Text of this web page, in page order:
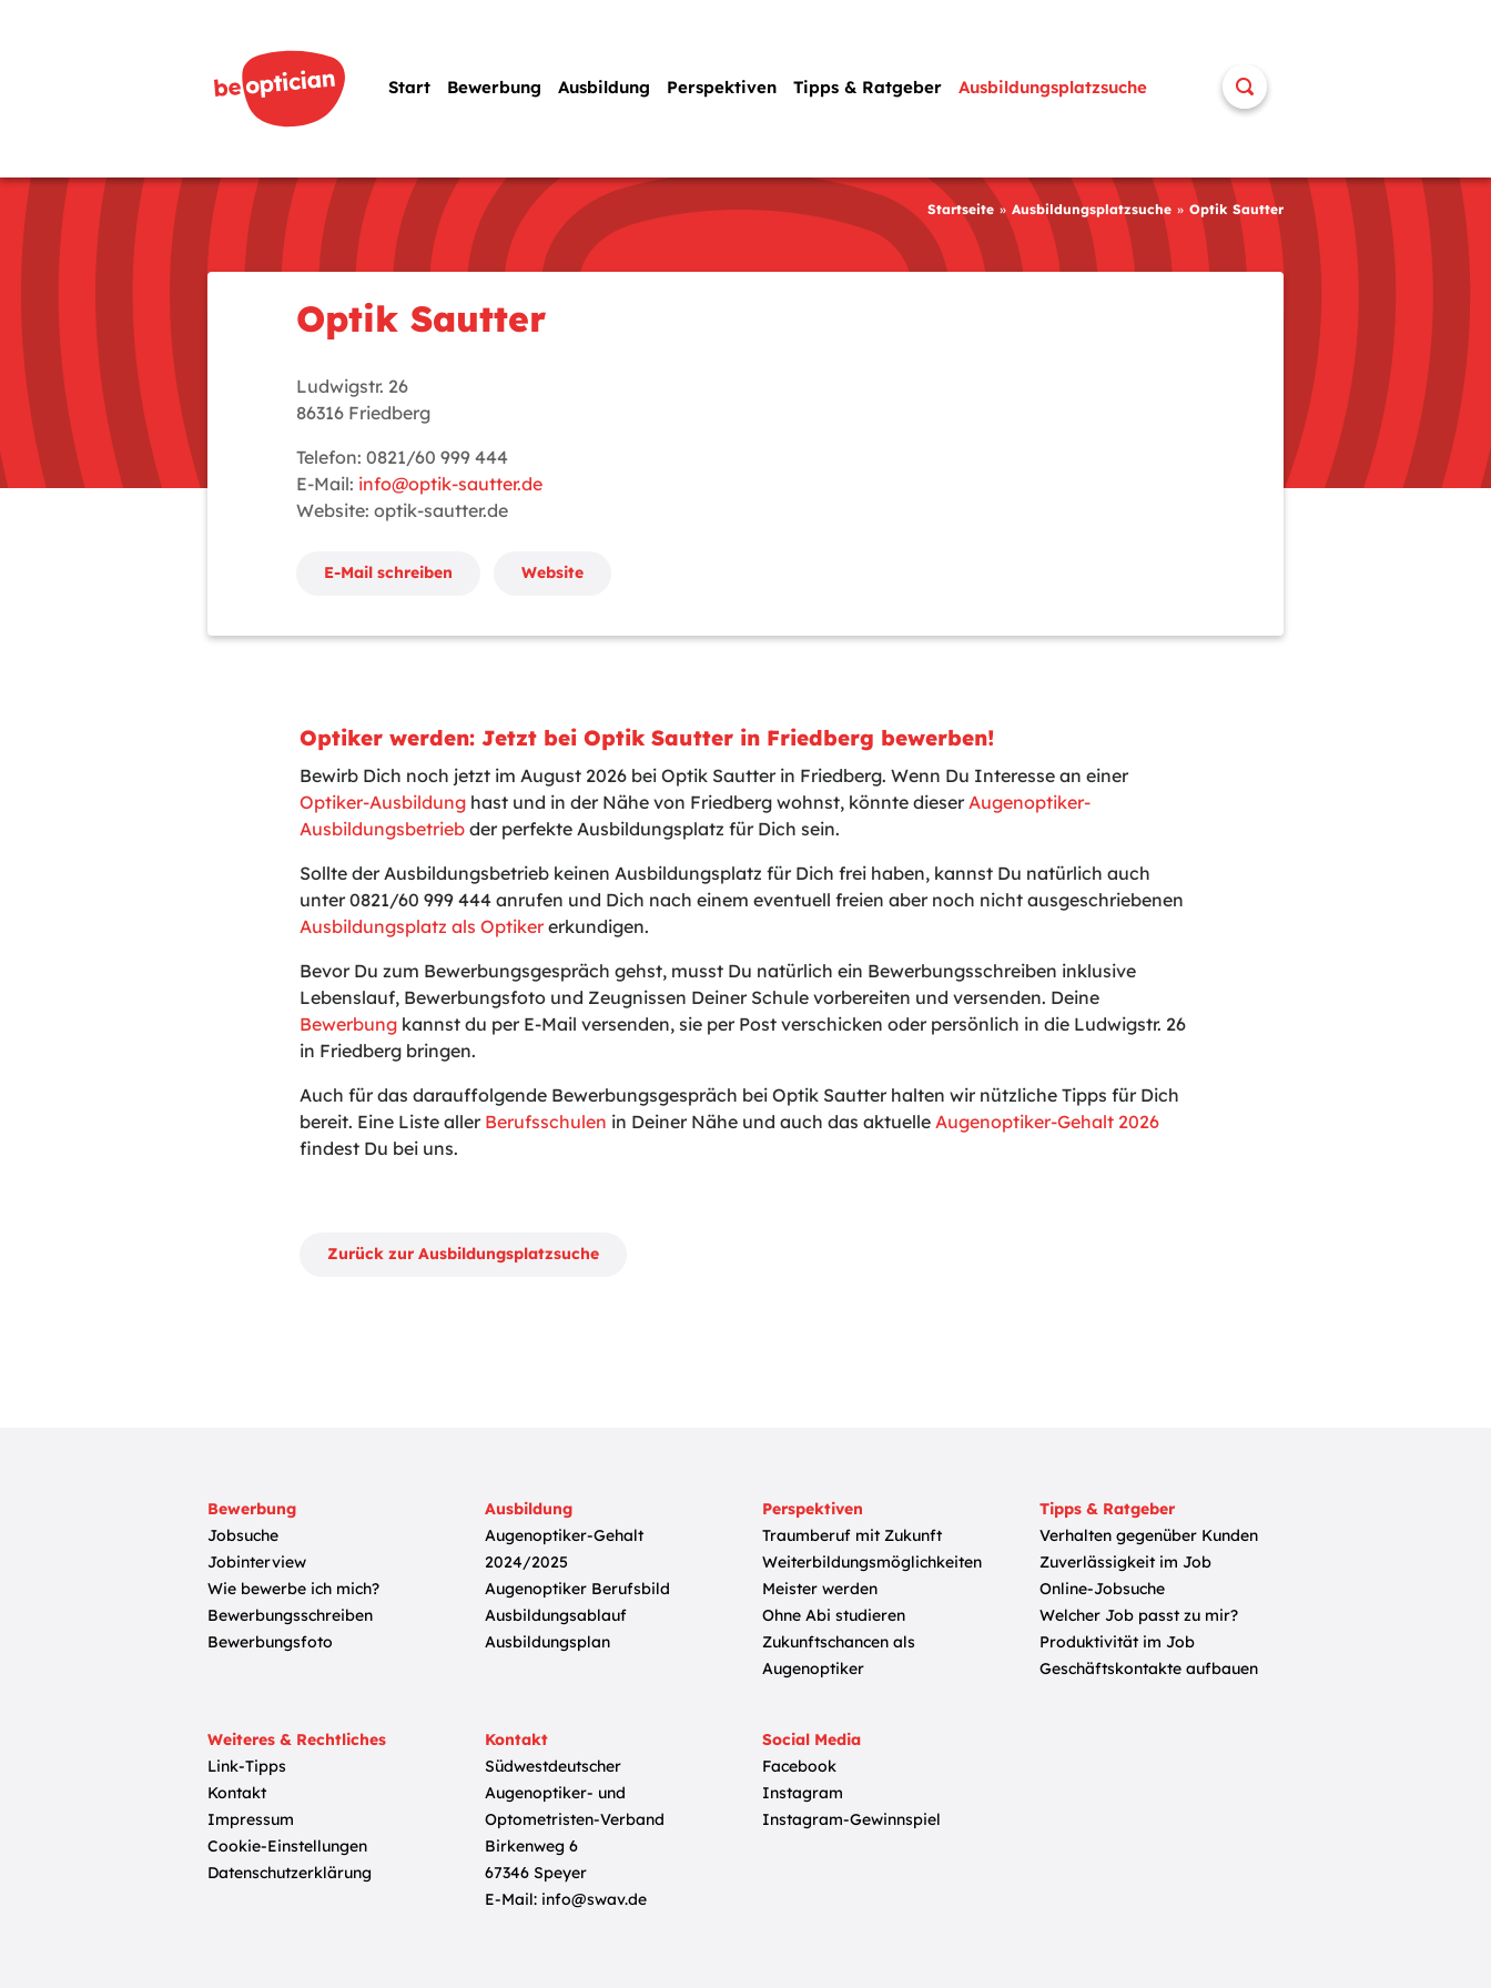
Start Bewerbung Ausbildung Perspektiven Tipps & Ratgeber Ausbildungsplatzsuche
Startseite Ausbildungsplatzsuche Optik Sautter
Optik Sautter
Ludwigstr. 26
86316 Friedberg
Telefon: 0821/60 999 444
E-Mail: info@optik-sautter.de
Website: optik-sautter.de
E-Mail schreiben Website
Optiker werden: Jetzt bei Optik Sautter in Friedberg bewerben!
Bewirb Dich noch jetzt im August 2026 bei Optik Sautter in Friedberg. Wenn Du Interesse an einer
Optiker-Ausbildung hast und in der Nähe von Friedberg wohnst, könnte dieserAugenoptiker-
Ausbildungsbetrieb der perfekte Ausbildungsplatz für Dich sein.
Sollte der Ausbildungsbetrieb keinen Ausbildungsplatz für Dich frei haben, kannst Du natürlich auch
unter 0821/60 999 444 anrufen und Dich nach einem eventuell freien aber noch nicht ausgeschriebenen
Ausbildungsplatz als Optiker erkundigen.
Bevor Du zum Bewerbungsgespräch gehst, musst Du natürlich ein Bewerbungsschreiben inklusive
Lebenslauf, Bewerbungsfoto und Zeugnissen Deiner Schule vorbereiten und versenden. Deine
Bewerbung kannst du per E-Mail versenden, sie per Post verschicken oder persönlich in die Ludwigstr. 26
in Friedberg bringen.
Auch für das darauffolgende Bewerbungsgespräch bei Optik Sautter halten wir nützliche Tipps für Dich
bereit. Eine Liste aller Berufsschulen in Deiner Nähe und auch das aktuelleAugenoptiker-Gehalt 2026
findest Du bei uns.
Zurück zur Ausbildungsplatzsuche
Bewerbung
Jobsuche
Jobinterview
Wie bewerbe ich mich?
Bewerbungsschreiben
Bewerbungsfoto
Ausbildung
Augenoptiker-Gehalt
2024/2025
Augenoptiker Berufsbild
Ausbildungsablauf
Ausbildungsplan
Perspektiven
Traumberuf mit Zukunft
Weiterbildungsmöglichkeiten
Meister werden
Ohne Abi studieren
Zukunftschancen als
Augenoptiker
Tipps & Ratgeber
Verhalten gegenüber Kunden
Zuverlässigkeit im Job
Online-Jobsuche
Welcher Job passt zu mir?
Produktivität im Job
Geschäftskontakte aufbauen
Weiteres & Rechtliches
Link-Tipps
Kontakt
Impressum
Cookie-Einstellungen
Datenschutzerklärung
Kontakt
Südwestdeutscher
Augenoptiker- und
Optometristen-Verband
Birkenweg 6
67346 Speyer
E-Mail: info@swav.de
Social Media
Facebook
Instagram
Instagram-Gewinnspiel